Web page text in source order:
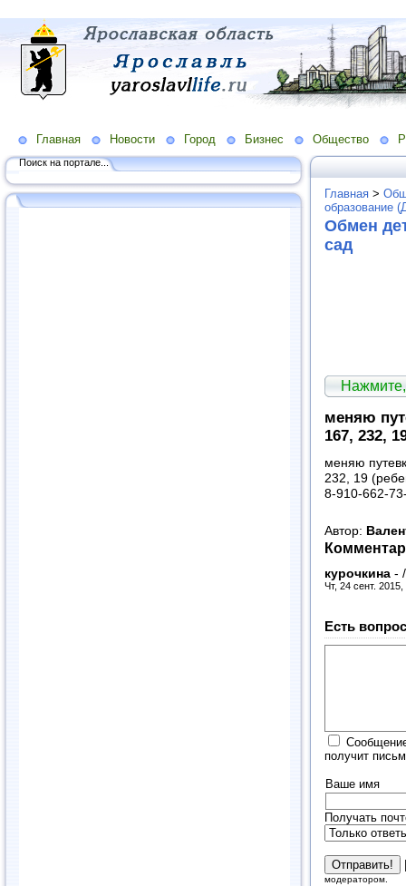
Главная Новости Город Бизнес Общество
Поиск на портале...
Главная >
образование
Обмен
сад
меняю
167, 232,
меняю
232, 19
8-910-662-
Автор:
курочкина -
Чт, 24 сент.
Есть
получит
Ваше имя
Получать
модератором.